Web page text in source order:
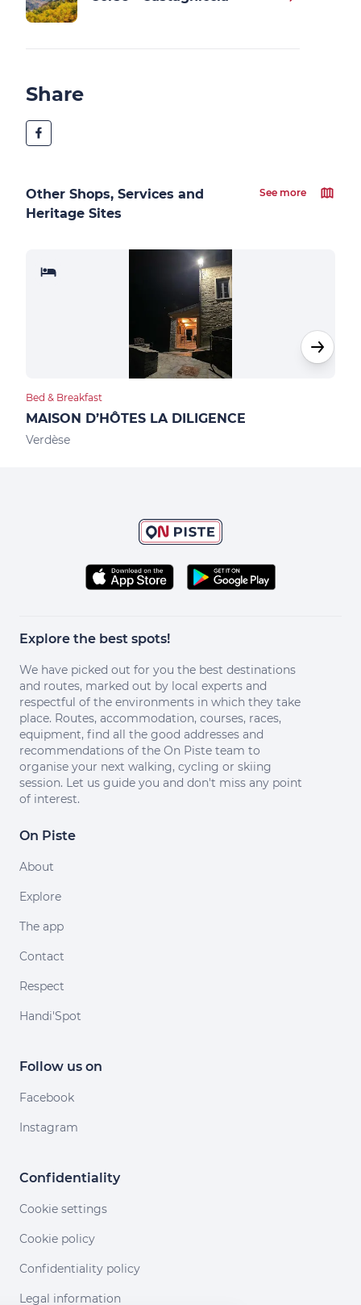
Share
Other Shops, Services and
Heritage Sites
See more
Bed & Breakfast
MAISON D’HÔTES LA DILIGENCE
Verdèse
Explore the best spots!
We have picked out for you the best destinations
and routes, marked out by local experts and
respectful of the environments in which they take
place. Routes, accommodation, courses, races,
equipment, find all the good addresses and
recommendations of the On Piste team to
organise your next walking, cycling or skiing
session. Let us guide you and don't miss any point
of interest.
On Piste
About
Explore
The app
Contact
Respect
Handi'Spot
Follow us on
Facebook
Instagram
Confidentiality
Cookie settings
Cookie policy
Confidentiality policy
Legal information